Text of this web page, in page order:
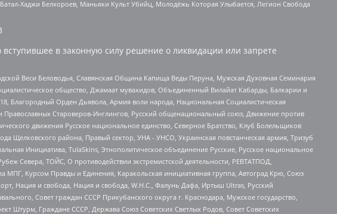
Хаджи Белхороев, Маньяки Культ Убийц, Молодёжь Которая Улыбается, Легион Свобода
в законную силу решение о ликвидации или запрете
Веси Беловодья, Славянская Община Капища Веды Перуна, Мужская Духовная Семинария
общество, Джамаат мувахидов, Объединенный Вилайат Кабарды, Балкарии и
Благородный Орден Дьявола, Армия воли народа, Национальная Социалистическая
Староверов-Инглингов, Русский общенациональный союз, Движение против
движения Русское национальное единство, Северное Братство, Клуб Болельщиков
Щелковского района, Правый сектор, УНА - УНСО, Украинская повстанческая армия, Тризуб
Инициатива, TulaSkins, Этнополитическое объединение Русские, Русское национальное
Севера, ТОЙС, О противодействии экстремистской деятельности, РЕВТАТПОД,
Курсом Правды и Единения, Каракольская инициативная группа, Автоград Крю, Союз
Нация и свобода, Нация и свобода, W.H.С., Фалунь Дафа, Иртыш Ultras, Русский
Совет граждан СССР Прикубанского округа г. Краснодара, Мужское государство,
Штурм, Граждане СССР, Держава Союз Советских Светлых Родов, Совет Советских